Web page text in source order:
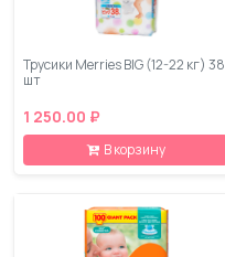
Трусики Merries BIG (12-22 кг) 38
шт
1 250.00 ₽
В корзину